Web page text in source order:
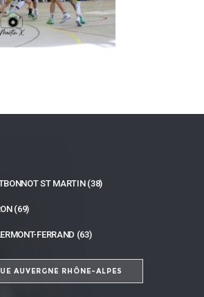
ST MARTIN (38)
(69)
FERRAND (63)
AUVERGNE RHÔNE-ALPES